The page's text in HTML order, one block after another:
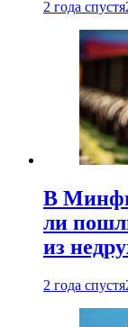
2 года спустя
В
ли
из
2 года спустя